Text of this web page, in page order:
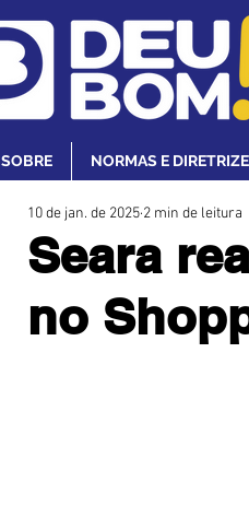
SOBRE NORMAS E
Seara
no
10 de jan. de 2025 2 min de leitura